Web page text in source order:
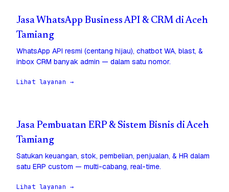
Jasa WhatsApp Business API & CRM di Aceh
Tamiang
WhatsApp API resmi (centang hijau), chatbot WA, blast, &
inbox CRM banyak admin — dalam satu nomor.
Lihat layanan →
Jasa Pembuatan ERP & Sistem Bisnis di Aceh
Tamiang
Satukan keuangan, stok, pembelian, penjualan, & HR dalam
satu ERP custom — multi-cabang, real-time.
Lihat layanan →